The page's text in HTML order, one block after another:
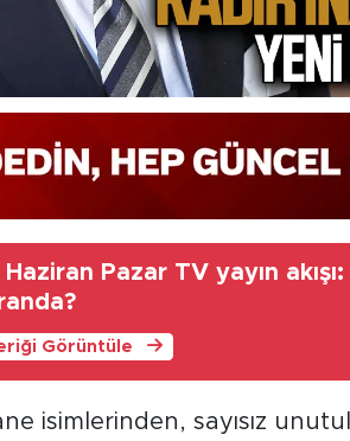
Haziran Pazar TV yayın
Görüntüle
isimlerinden, sayısız